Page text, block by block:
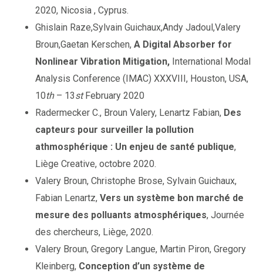
2020, Nicosia , Cyprus.
Ghislain Raze,Sylvain Guichaux,Andy Jadoul,Valery
Broun,Gaetan Kerschen, A Digital Absorber for
Nonlinear Vibration Mitigation, International Modal
Analysis Conference (IMAC) XXXVIII, Houston, USA,
10th– 13stFebruary 2020
Radermecker C., Broun Valery, Lenartz Fabian, Des
capteurs pour surveiller la pollution
athmosphérique : Un enjeu de santé publique,
Liège Creative, octobre 2020.
Valery Broun, Christophe Brose, Sylvain Guichaux,
Fabian Lenartz, Vers un système bon marché de
mesure des polluants atmosphériques, Journée
des chercheurs, Liège, 2020.
Valery Broun, Gregory Langue, Martin Piron, Gregory
Kleinberg, Conception d’un système de